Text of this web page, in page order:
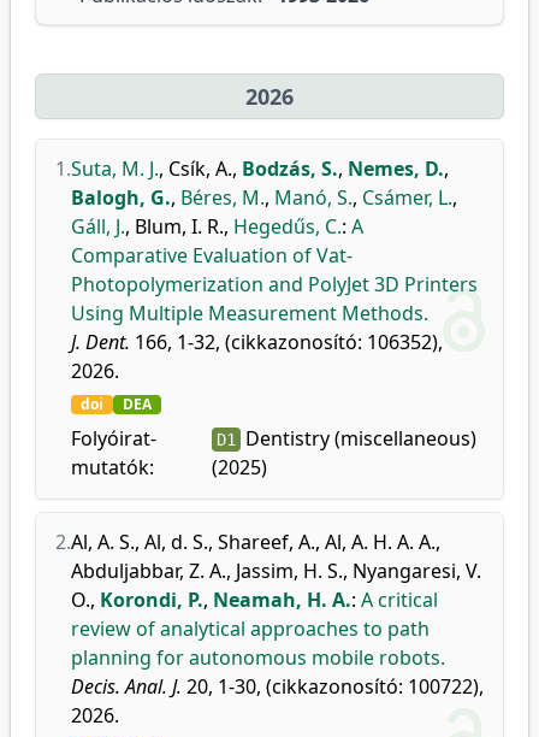
2026
1.Suta, M. J., Csík, A., Bodzás, S., Nemes, D.,
Balogh, G., Béres, M., Manó, S., Csámer, L.,
Gáll, J., Blum, I. R., Hegedűs, C.: A
Comparative Evaluation of Vat-
Photopolymerization and PolyJet 3D Printers
Using Multiple Measurement Methods.
J. Dent. 166, 1-32, (cikkazonosító: 106352),
2026.
doi DEA
Folyóirat-
mutatók:
D1
Dentistry (miscellaneous)
(2025)
2.Al, A. S., Al, d. S., Shareef, A., Al, A. H. A. A.,
Abduljabbar, Z. A., Jassim, H. S., Nyangaresi, V.
O., Korondi, P., Neamah, H. A.: A critical
review of analytical approaches to path
planning for autonomous mobile robots.
Decis. Anal. J. 20, 1-30, (cikkazonosító: 100722),
2026.